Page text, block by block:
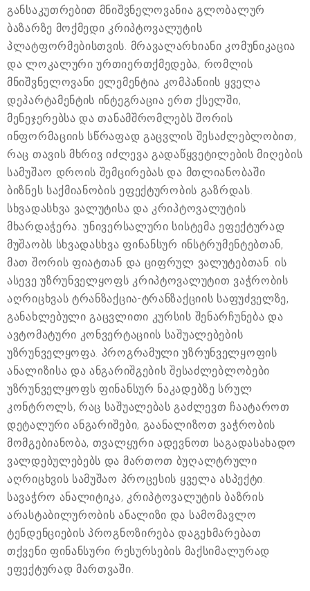
განსაკუთრებით მნიშვნელოვანია გლობალურ
ბაზარზე მოქმედი კრიპტოვალუტის
პლატფორმებისთვის. მრავალარხიანი კომუნიკაცია
და ლოკალური ურთიერთქმედება, რომლის
მნიშვნელოვანი ელემენტია კომპანიის ყველა
დეპარტამენტის ინტეგრაცია ერთ ქსელში,
მენეჯერებსა და თანამშრომლებს შორის
ინფორმაციის სწრაფად გაცვლის შესაძლებლობით,
რაც თავის მხრივ იძლევა გადაწყვეტილების მიღების
სამუშაო დროის შემცირებას და მთლიანობაში
ბიზნეს საქმიანობის ეფექტურობის გაზრდას.
სხვადასხვა ვალუტისა და კრიპტოვალუტის
მხარდაჭერა. უნივერსალური სისტემა ეფექტურად
მუშაობს სხვადასხვა ფინანსურ ინსტრუმენტებთან,
მათ შორის ფიატთან და ციფრულ ვალუტებთან. ის
ასევე უზრუნველყოფს კრიპტოვალუტით ვაჭრობის
აღრიცხვას ტრანზაქცია-ტრანზაქციის საფუძველზე,
განახლებული გაცვლითი კურსის შენარჩუნება და
ავტომატური კონვერტაციის საშუალებების
უზრუნველყოფა. პროგრამული უზრუნველყოფის
ანალიზისა და ანგარიშგების შესაძლებლობები
უზრუნველყოფს ფინანსურ ნაკადებზე სრულ
კონტროლს, რაც საშუალებას გაძლევთ ჩაატაროთ
დეტალური ანგარიშები, გაანალიზოთ ვაჭრობის
მომგებიანობა, თვალყური ადევნოთ საგადასახადო
ვალდებულებებს და მართოთ ბუღალტრული
აღრიცხვის სამუშაო პროცესის ყველა ასპექტი.
სავაჭრო ანალიტიკა, კრიპტოვალუტის ბაზრის
არასტაბილურობის ანალიზი და სამომავლო
ტენდენციების პროგნოზირება დაგეხმარებათ
თქვენი ფინანსური რესურსების მაქსიმალურად
ეფექტურად მართვაში.